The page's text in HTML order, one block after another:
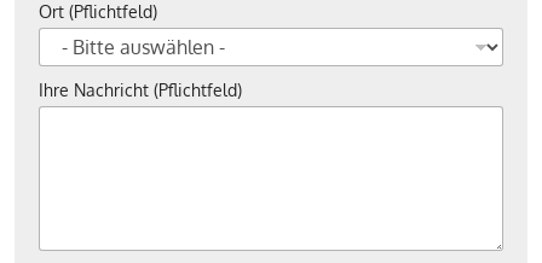
Ort (Pflichtfeld)
Ihre Nachricht (Pflichtfeld)